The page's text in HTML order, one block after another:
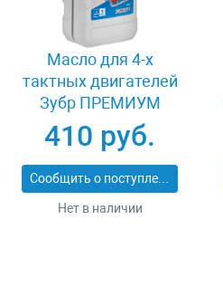
Масло для 4-х
тактных двигателей
Зубр ПРЕМИУМ
ЗМД-4Т
410 руб.
Сообщить о поступлении
Нет в наличии